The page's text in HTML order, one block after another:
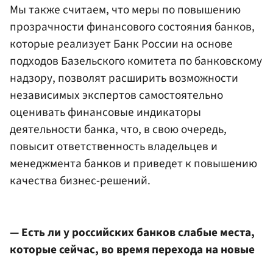
Мы также считаем, что меры по повышению
прозрачности финансового состояния банков,
которые реализует Банк России на основе
подходов Базельского комитета по банковскому
надзору, позволят расширить возможности
независимых экспертов самостоятельно
оценивать финансовые индикаторы
деятельности банка, что, в свою очередь,
повысит ответственность владельцев и
менеджмента банков и приведет к повышению
качества бизнес-решений.
— Есть ли у российских банков слабые места,
которые сейчас, во время перехода на новые